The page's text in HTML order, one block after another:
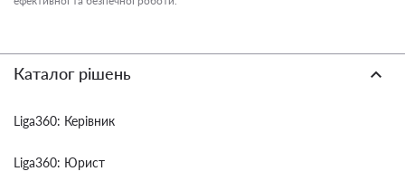
Каталог рішень
Liga360: Керівник
Liga360: Юрист